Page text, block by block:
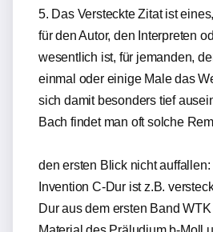
5. Das Versteckte Zitat ist
für den Autor, den Interpreten
wesentlich ist, für jemanden,
einmal oder einige Male das
sich damit besonders tief
Bach findet man oft solche
den ersten Blick nicht
Invention C-Dur ist z.B.
Dur aus dem ersten Band